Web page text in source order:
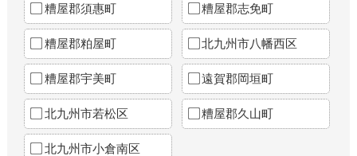
糟屋郡須惠町 糟屋郡志免町
糟屋郡粕屋町 北九州市八幡西区
糟屋郡宇美町 遠賀郡岡垣町
北九州市若松区 糟屋郡久山町
北九州市小倉南区